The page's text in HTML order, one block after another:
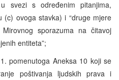
svezi s određenim pitanjima,
(c) ovoga stavka) i “druge mjere
sporazuma na čitavoj
entiteta”;
pomenutoga Aneksa 10 koji se
poštivanja ljudskih prava i